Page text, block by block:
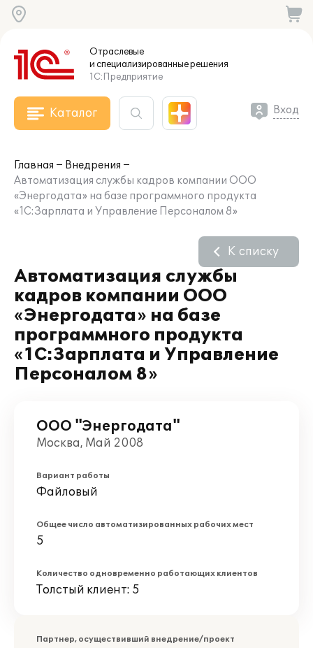
Отраслевые
и специализированныерешения
1С:Предприятие
Каталог Вход
Главная
Внедрения
Автоматизация службы кадров компании ООО
«Энергодата» на базе программного продукта
«1С:Зарплата и Управление Персоналом 8»
Автоматизация службы
кадров компании ООО
«Энергодата» на базе
программного продукта
«1С:Зарплата и Управление
Персоналом 8»
К списку
ООО "Энергодата"
Москва, Май 2008
Вариант работы
Файловый
Общее число автоматизированных рабочих мест
5
Количество одновременно работающих клиентов
Толстый клиент: 5
Партнер, осуществивший внедрение/проект